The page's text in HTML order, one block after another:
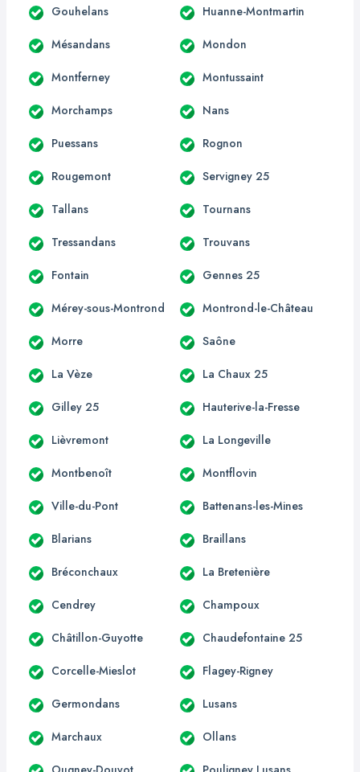
Gouhelans Huanne-Montmartin
Mésandans Mondon
Montferney Montussaint
Morchamps Nans
Puessans Rognon
Rougemont Servigney 25
Tallans Tournans
Tressandans Trouvans
Fontain Gennes 25
Mérey-sous-Montrond Montrond-le-Château
Morre Saône
La Vèze La Chaux 25
Gilley 25 Hauterive-la-Fresse
Lièvremont La Longeville
Montbenoît Montflovin
Ville-du-Pont Battenans-les-Mines
Blarians Braillans
Bréconchaux La Bretenière
Cendrey Champoux
Châtillon-Guyotte Chaudefontaine 25
Corcelle-Mieslot Flagey-Rigney
Germondans Lusans
Marchaux Ollans